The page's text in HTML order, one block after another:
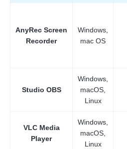
AnyRec Screen
Recorder
Windows,
mac OS
Studio OBS
Windows,
macOS,
Linux
VLC Media
Player
Windows,
macOS,
Linux